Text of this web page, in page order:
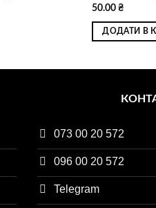
50.00 ₴
ДОДАТИ В
073 00 20 572
096 00 20 572
Telegram